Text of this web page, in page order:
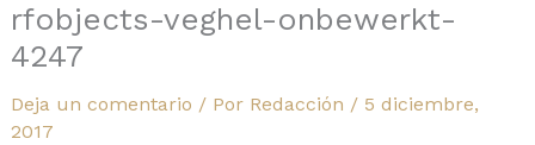
rfobjects-veghel-onbewerkt-
4247
Deja un comentario / Por Redacción / 5 diciembre,
2017